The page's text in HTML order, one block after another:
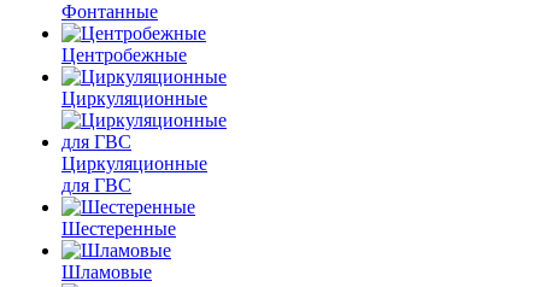
Фонтанные
Центробежные
Циркуляционные
Циркуляционные
для ГВС
Шестеренные
Шламовые